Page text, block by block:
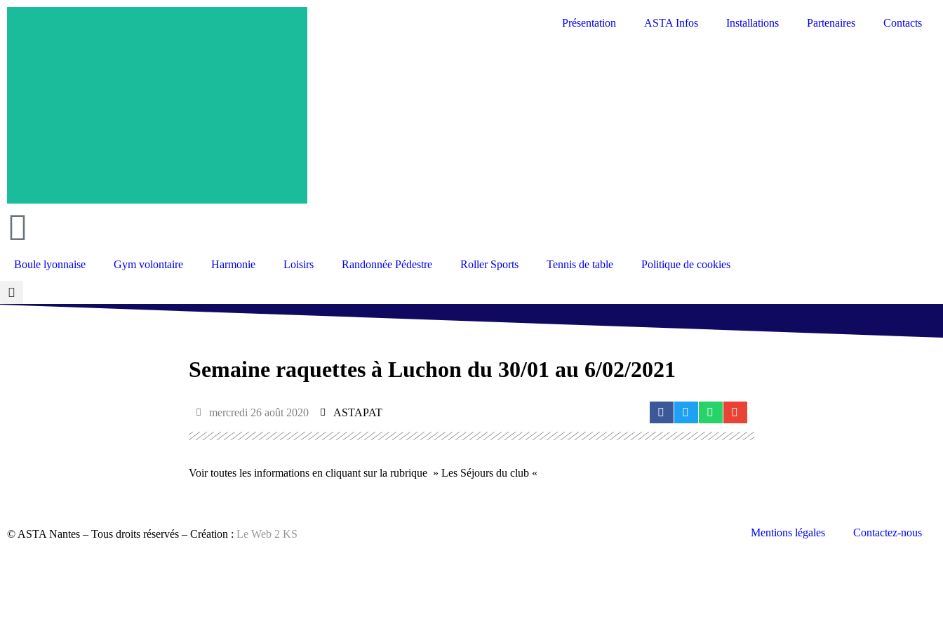
Présentation ASTA Infos Installations Partenaires Contacts
Boule lyonnaise Gym volontaire Harmonie Loisirs Randonnée Pédestre Roller Sports Tennis de table Politique de cookies
Semaine raquettes à Luchon du 30/01 au 6/02/2021
mercredi 26 août 2020 ASTAPAT
Voir toutes les informations en cliquant sur la rubrique » Les Séjours du club «
© ASTA Nantes – Tous droits réservés – Création : Le Web 2 KS Mentions légales Contactez-nous